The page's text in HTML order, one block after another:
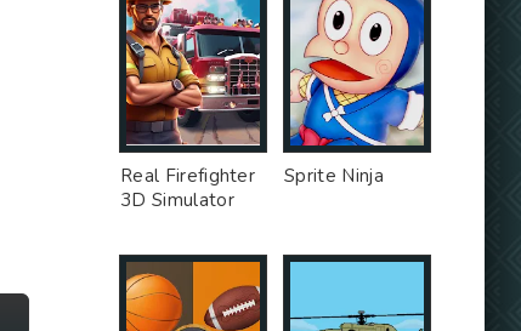
Real Firefighter
3D Simulator
Sprite Ninja